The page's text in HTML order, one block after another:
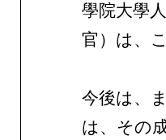
學院大學
官）は、
今後は、
は、その